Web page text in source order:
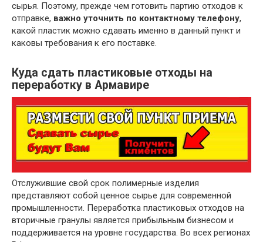
сырья. Поэтому, прежде чем готовить партию отходов к
отправке, важно уточнить по контактному телефону,
какой пластик можно сдавать именно в данный пункт и
каковы требования к его поставке.
Куда сдать пластиковые отходы на
переработку в Армавире
Отслужившие свой срок полимерные изделия
представляют собой ценное сырье для современной
промышленности. Переработка пластиковых отходов на
вторичные гранулы является прибыльным бизнесом и
поддерживается на уровне государства. Во всех регионах